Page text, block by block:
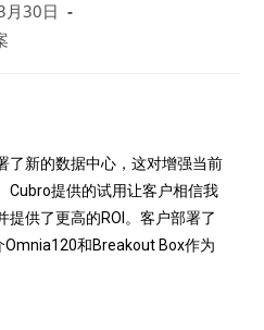
月30日
了新的数据中心，这对增强当前
Cubro提供的试用让客户相信我
提供了更高的ROI。客户部署了
和Breakout Box作为